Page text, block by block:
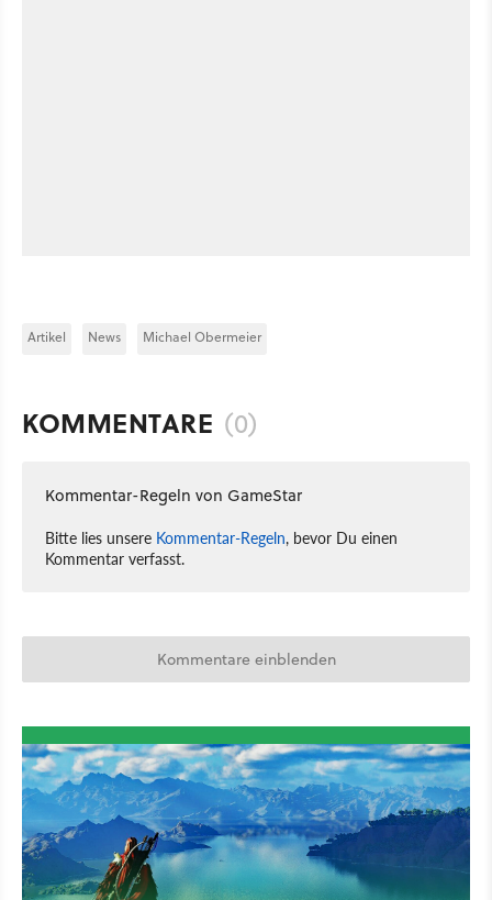
Artikel News Michael Obermeier
KOMMENTARE (0)
Kommentar-Regeln von GameStar
Bitte lies unsere Kommentar-Regeln, bevor Du einen
Kommentar verfasst.
Kommentare einblenden